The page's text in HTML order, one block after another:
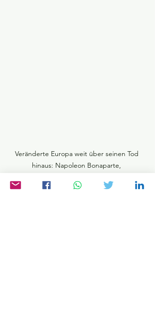
Veränderte Europa weit über seinen Tod
hinaus: Napoleon Bonaparte,